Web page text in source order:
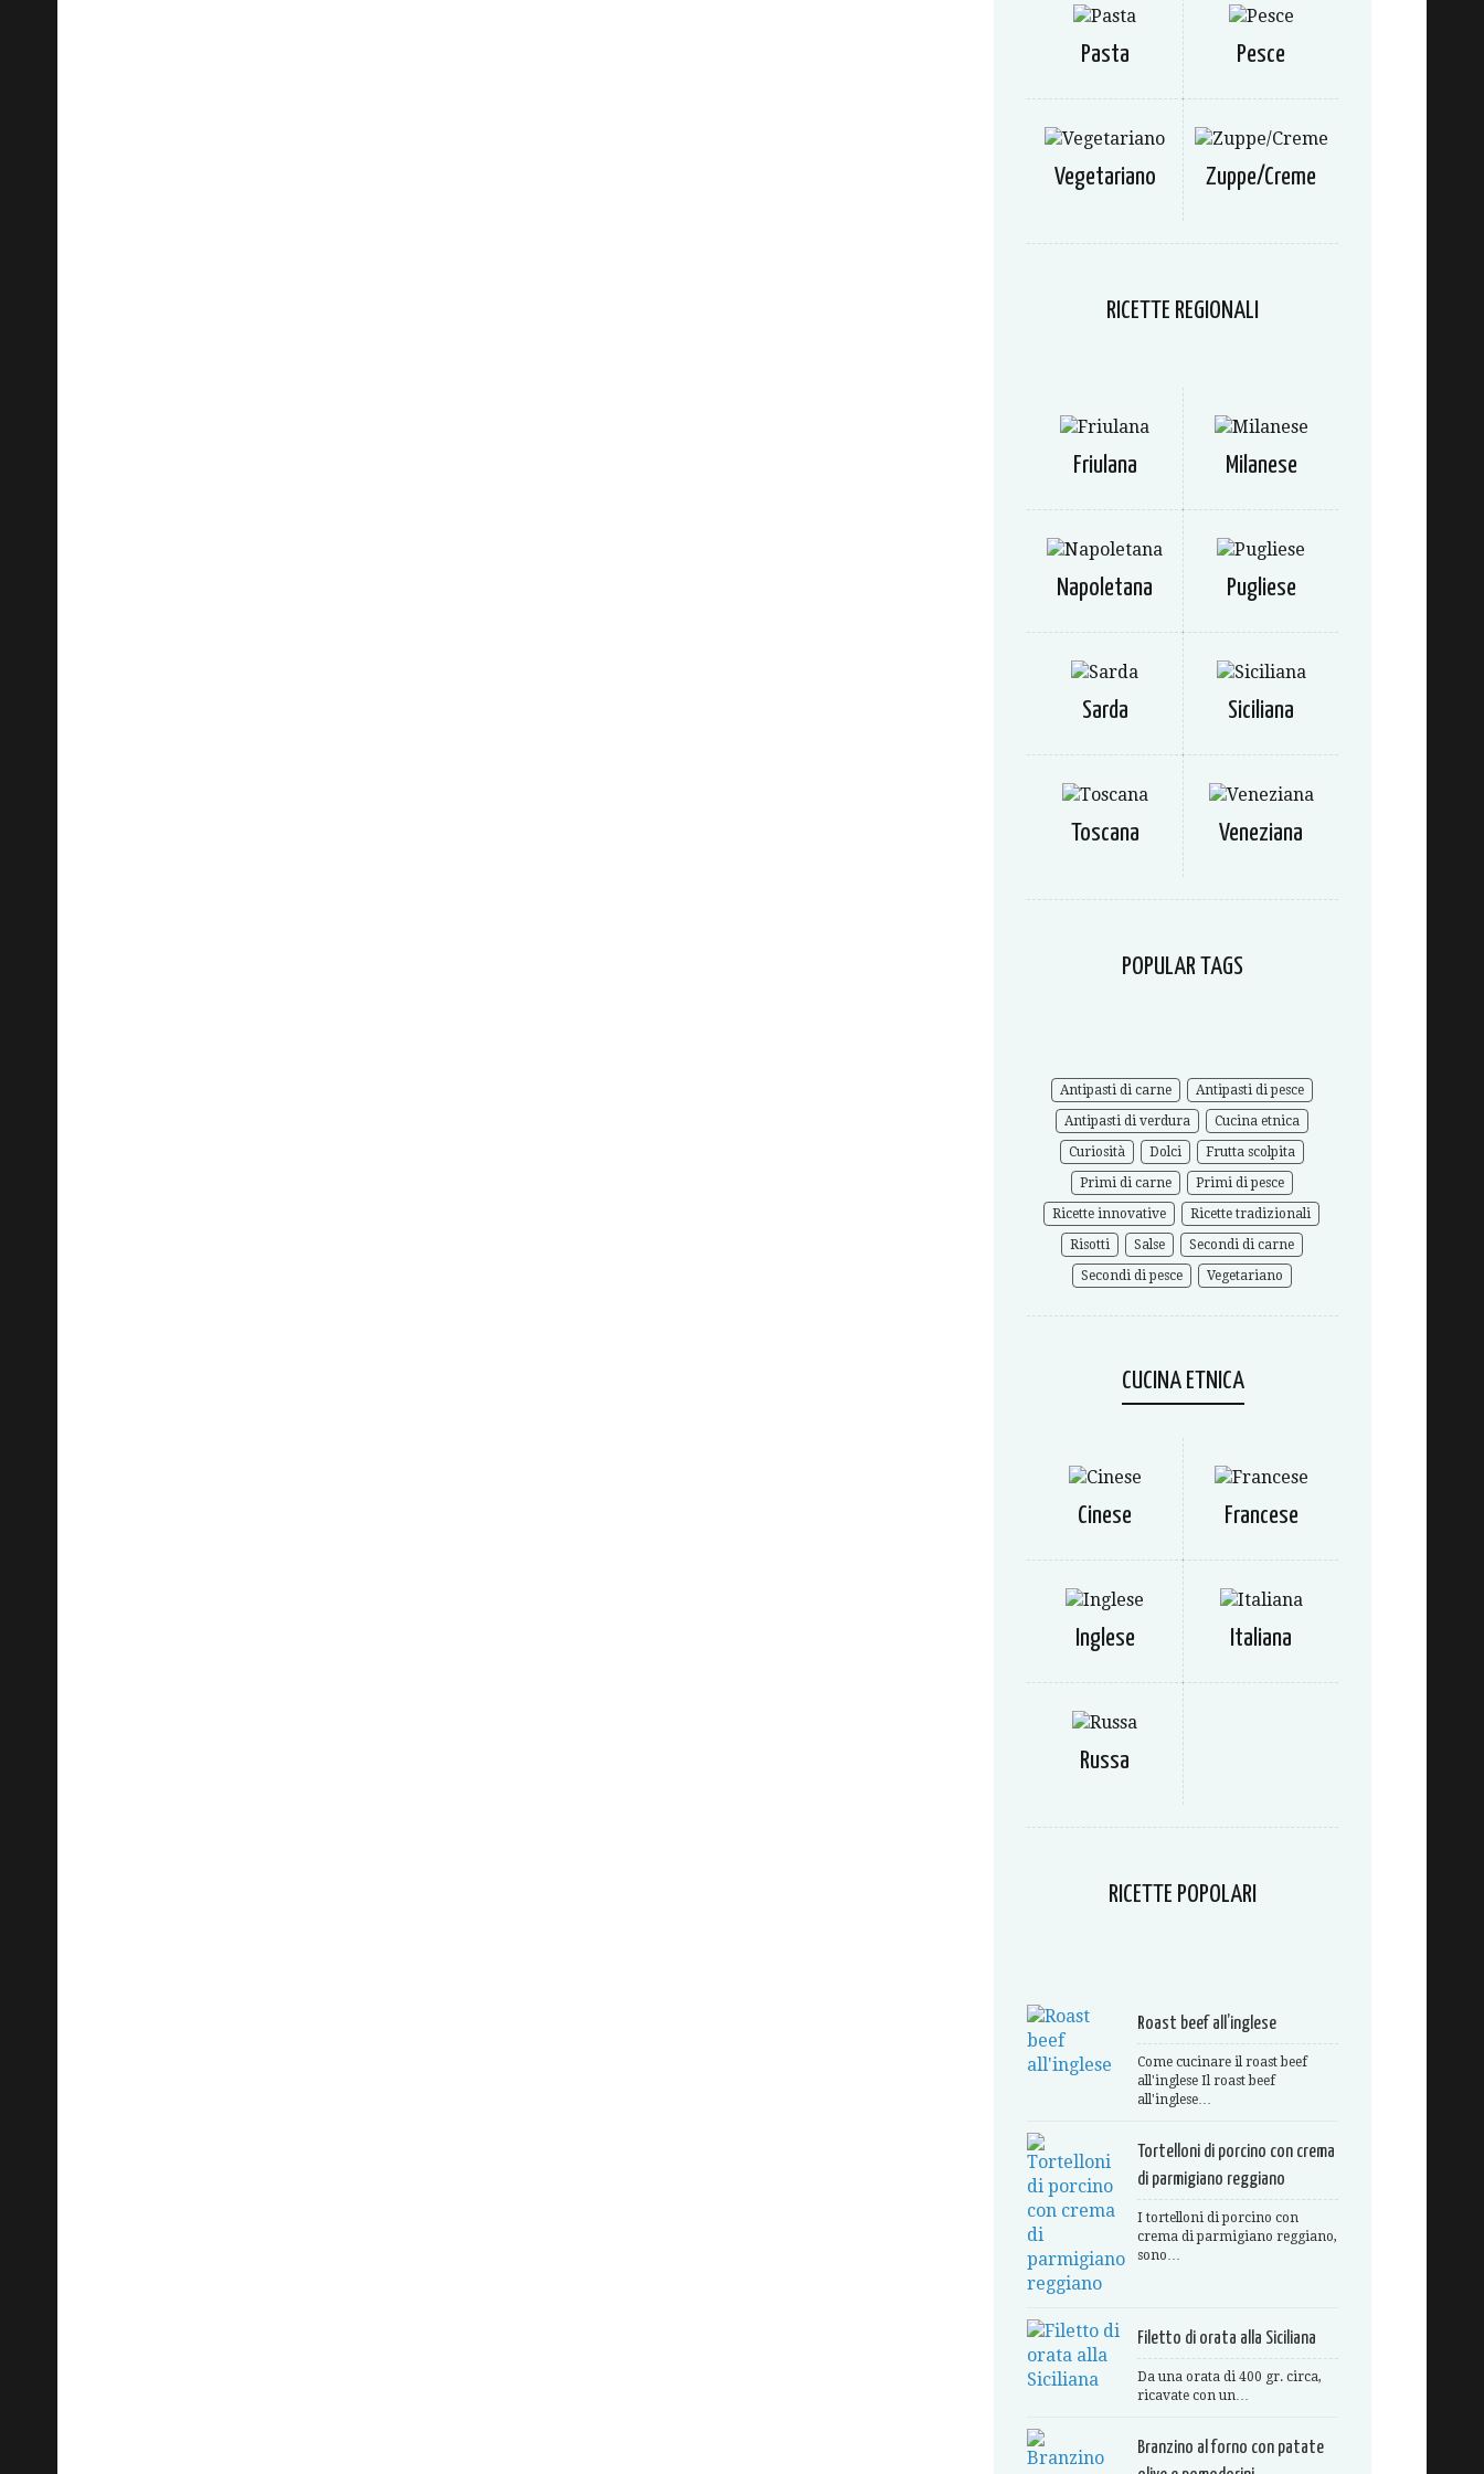
Pasta Pesce
Vegetariano Zuppe/Creme
RICETTE REGIONALI
Friulana Milanese
Napoletana Pugliese
Sarda Siciliana
Toscana Veneziana
POPULAR TAGS
Antipasti di carne
Antipasti di pesce
Antipasti di verdura
Cucina etnica
Curiosità
Dolci
Frutta scolpita
Primi di carne
Primi di pesce
Ricette innovative
Ricette tradizionali
Risotti
Salse
Secondi di carne
Secondi di pesce
Vegetariano
CUCINA ETNICA
Cinese Francese
Inglese Italiana
Russa
RICETTE POPOLARI
Roast beef all’inglese
Come cucinare il roast beef
all'inglese Il roast beef
all'inglese…
Tortelloni di porcino con crema
di parmigiano reggiano
I tortelloni di porcino con
crema di parmigiano reggiano,
sono…
Filetto di orata alla Siciliana
Da una orata di 400 gr. circa,
ricavate con un…
Branzino al forno con patate